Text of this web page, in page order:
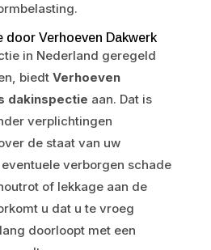
Verhoeven Dakwerk
in Nederland geregeld
biedt Verhoeven
dakinspectie aan. Dat is
verplichtingen
de staat van uw
verborgen schade
of lekkage aan de
u dat u te vroeg
doorloopt met een